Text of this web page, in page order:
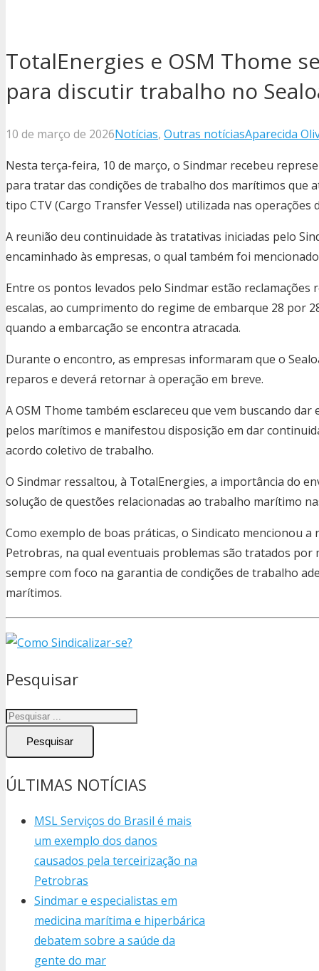
TotalEnergies e OSM Thome
para discutir trabalho no
10 de março de 2026Notícias, Outras notíciasAparecida
Nesta terça-feira, 10 de março, o Sindmar recebeu
para tratar das condições de trabalho dos marítimos que
tipo CTV (Cargo Transfer Vessel) utilizada nas operações
A reunião deu continuidade às tratativas iniciadas pelo
encaminhado às empresas, o qual também foi
Entre os pontos levados pelo Sindmar estão reclamações
escalas, ao cumprimento do regime de embarque 28 por
quando a embarcação se encontra atracada.
Durante o encontro, as empresas informaram que o
reparos e deverá retornar à operação em breve.
A OSM Thome também esclareceu que vem buscando
pelos marítimos e manifestou disposição em dar
acordo coletivo de trabalho.
O Sindmar ressaltou, à TotalEnergies, a importância do
solução de questões relacionadas ao trabalho marítimo
Como exemplo de boas práticas, o Sindicato mencionou
Petrobras, na qual eventuais problemas são tratados
sempre com foco na garantia de condições de trabalho
marítimos.
Pesquisar
Pesquisar
ÚLTIMAS NOTÍCIAS
MSL Serviços do Brasil é mais
um exemplo dos danos
causados pela terceirização na
Petrobras
Sindmar e especialistas em
medicina marítima e hiperbárica
debatem sobre a saúde da
gente do mar